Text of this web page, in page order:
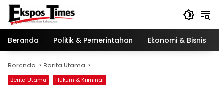
Langsung
konten
Beranda
Politik & Pemerintahan Ekonomi & Bisnis
Beranda Berita Utama
Berita Utama Hukum & Kriminal